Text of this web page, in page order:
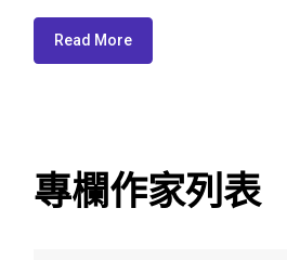
Read More
專欄作家列表